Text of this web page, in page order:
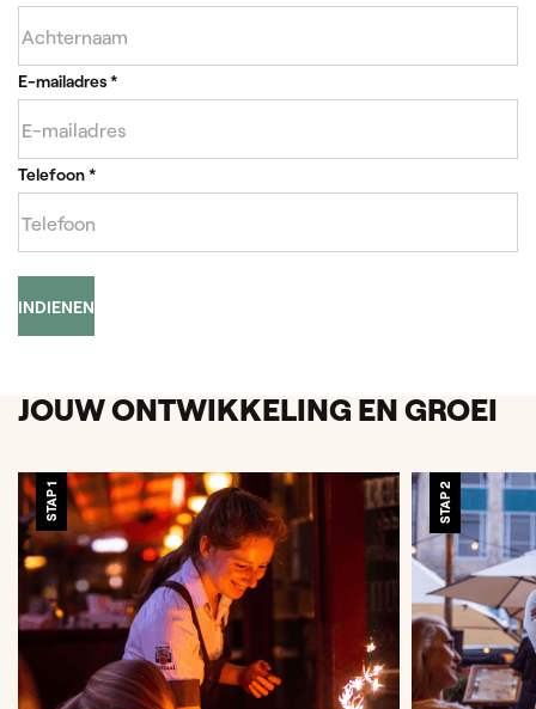
E-mailadres*
Telefoon*
INDIENEN
JOUW ONTWIKKELING EN GROEI
STAP 1 STAP 2